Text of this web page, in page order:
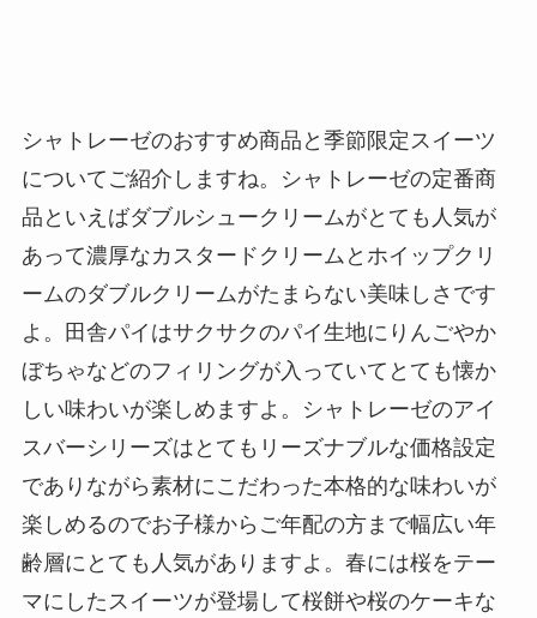
シャトレーゼのおすすめ商品と季節限定スイーツ
についてご紹介しますね。シャトレーゼの定番商
品といえばダブルシュークリームがとても人気が
あって濃厚なカスタードクリームとホイップクリ
ームのダブルクリームがたまらない美味しさです
よ。田舎パイはサクサクのパイ生地にりんごやか
ぼちゃなどのフィリングが入っていてとても懐か
しい味わいが楽しめますよ。シャトレーゼのアイ
スバーシリーズはとてもリーズナブルな価格設定
でありながら素材にこだわった本格的な味わいが
楽しめるのでお子様からご年配の方まで幅広い年
齢層にとても人気がありますよ。春には桜をテー
マにしたスイーツが登場して桜餅や桜のケーキな